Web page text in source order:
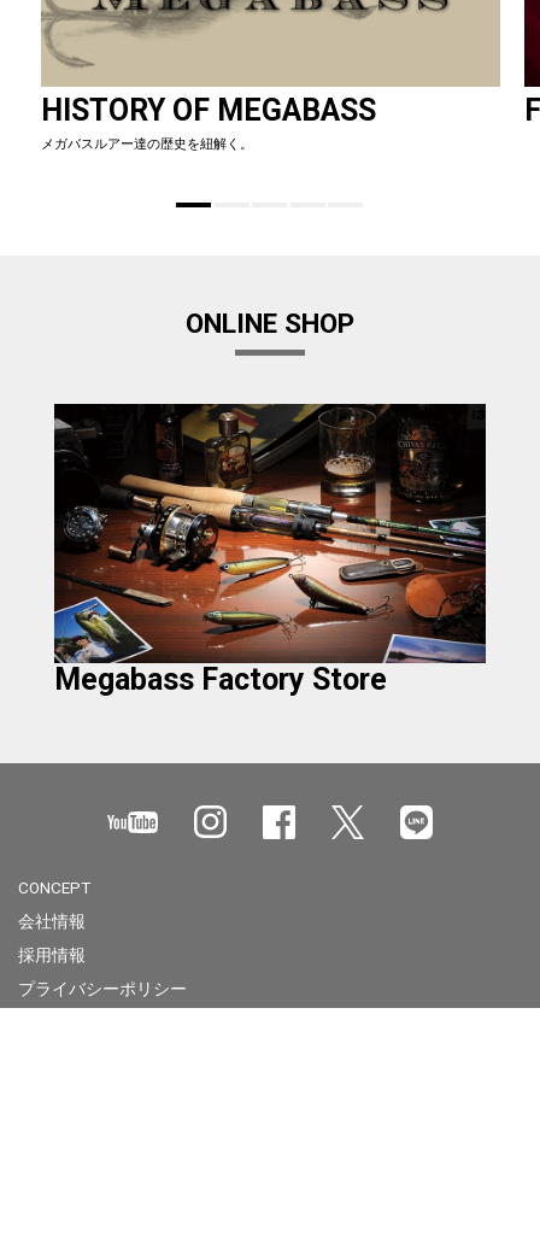
HISTORY OF MEGABASS
メガバスルアー達の歴史を紐解く。
ONLINE SHOP
Megabass Factory Store
CONCEPT
会社情報
採用情報
プライバシーポリシー